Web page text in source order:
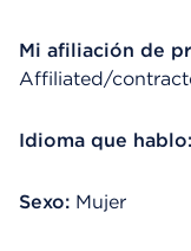
Mi afiliación de
Affiliated/
Idioma que hablo:
Sexo: Mujer